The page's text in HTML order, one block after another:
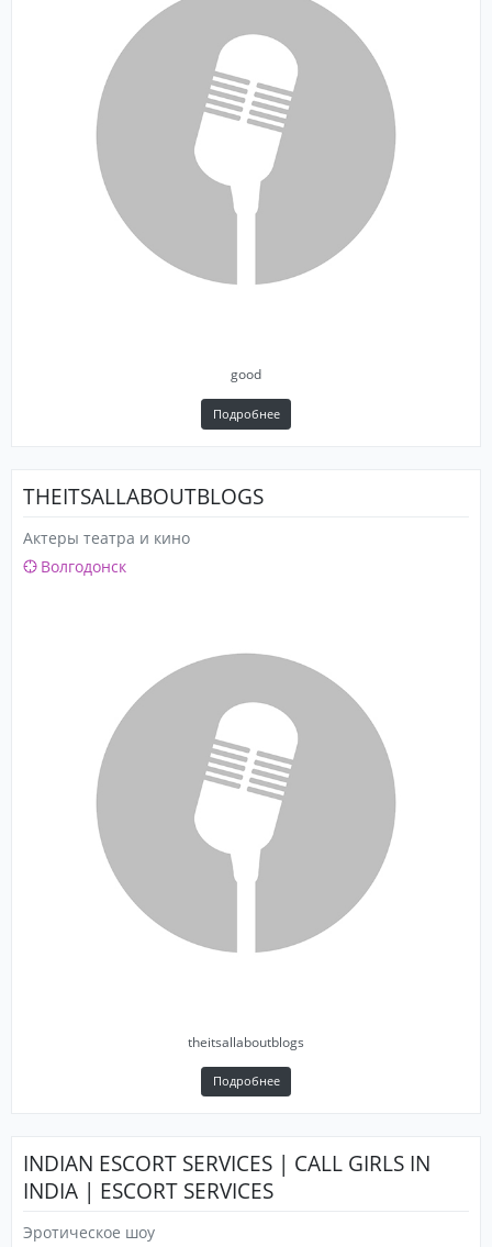
good
Подробнее
THEITSALLABOUTBLOGS
Актеры театра и кино
Волгодонск
theitsallaboutblogs
Подробнее
INDIAN ESCORT SERVICES | CALL GIRLS IN
INDIA | ESCORT SERVICES
Эротическое шоу